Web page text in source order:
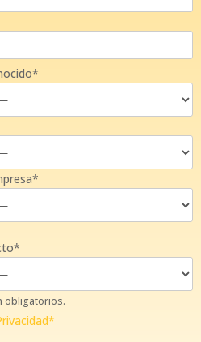
obligatorios.